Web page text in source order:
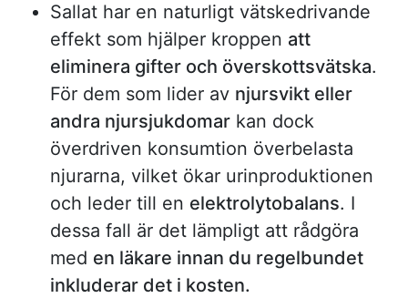
Sallat har en naturligt vätskedrivande
effekt som hjälper kroppen att
eliminera gifter och överskottsvätska.
För dem som lider av njursvikt eller
andra njursjukdomar kan dock
överdriven konsumtion överbelasta
njurarna, vilket ökar urinproduktionen
och leder till en elektrolytobalans. I
dessa fall är det lämpligt att rådgöra
med en läkare innan du regelbundet
inkluderar det i kosten.